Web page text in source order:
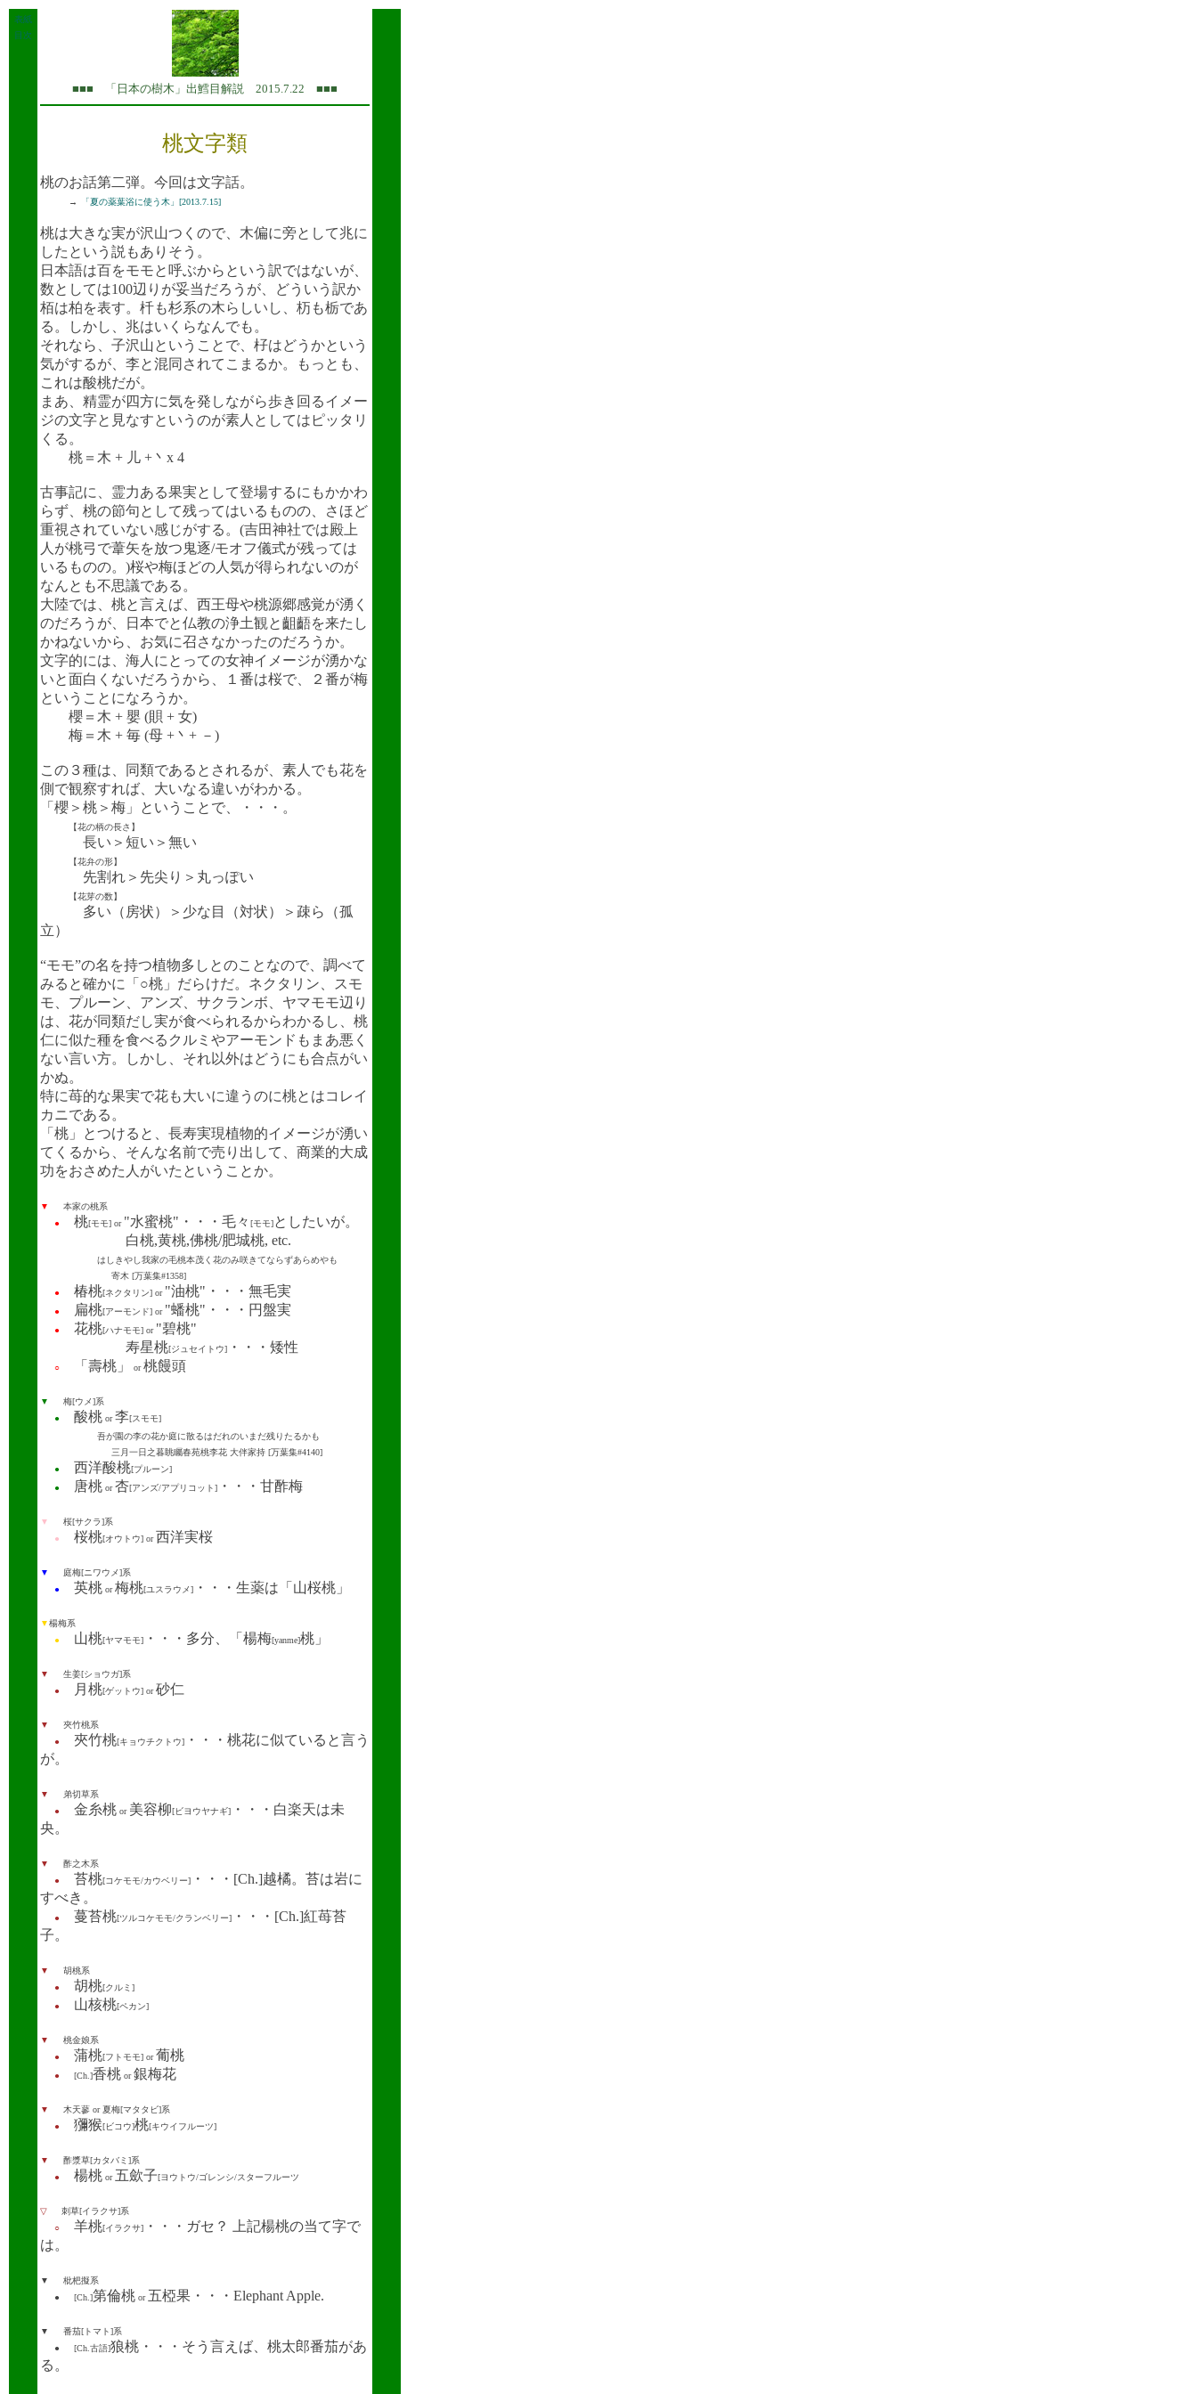
表紙
目次
■■■ 「日本の樹木」出鱈目解説 2015.7.22 ■■■
桃文字類
桃のお話第二弾。今回は文字話。
→ 「夏の薬葉浴に使う木」[2013.7.15]
桃は大きな実が沢山つくので、木偏に旁として兆に
したという説もありそう。
日本語は百をモモと呼ぶからという訳ではないが、
数としては100辺りが妥当だろうが、どういう訳か
栢は柏を表す。 杄も杉系の木らしいし、 杤 も栃であ
る。しかし、兆はいくらなんでも。
それなら、子沢山ということで、 杍はどうかという
気がするが、李と混同されてこまるか。もっとも、
これは酸桃だが。
まあ、精霊が四方に気を発しながら歩き回るイメー
ジの文字と見なすというのが素人としてはピッタリ
くる。
桃＝木 + 儿 + 丶 x 4
古事記に、霊力ある果実として登場するにもかかわ
らず、桃の節句として残ってはいるものの、さほど
重視されていない感じがする。(吉田神社では殿上
人が桃弓で葦矢を放つ鬼逐/モオフ儀式が残っては
いるものの。)桜や梅ほどの人気が得られないのが
なんとも不思議である。
大陸では、桃と言えば、西王母や桃源郷感覚が湧く
のだろうが、日本でと仏教の浄土観と齟齬を来たし
かねないから、お気に召さなかったのだろうか。
文字的には、海人にとっての女神イメージが湧かな
いと面白くないだろうから、１番は桜で、２番が梅
ということになろうか。
櫻＝木 + 嬰 (賏 + 女)
梅＝木 + 毎 (母 + 丶 + －)
この３種は、同類であるとされるが、素人でも花を
側で観察すれば、大いなる違いがわかる。
「櫻＞桃＞梅」ということで、・・・。
【花の柄の長さ】
長い＞短い＞無い
【花弁の形】
先割れ＞先尖り＞丸っぽい
【花芽の数】
多い（房状）＞少な目（対状）＞疎ら（孤
立）
“モモ”の名を持つ植物多しとのことなので、調べて
みると確かに「○桃」だらけだ。ネクタリン、スモ
モ、プルーン、アンズ、サクランボ、ヤマモモ辺り
は、花が同類だし実が食べられるからわかるし、桃
仁に似た種を食べるクルミやアーモンドもまあ悪く
ない言い方。しかし、それ以外はどうにも合点がい
かぬ。
特に苺的な果実で花も大いに違うのに桃とはコレイ
カニである。
「桃」とつけると、長寿実現植物的イメージが湧い
てくるから、そんな名前で売り出して、商業的大成
功をおさめた人がいたということか。
▼
本家の桃系
●
桃[モモ] or "水蜜桃"・・・毛々 [モモ]としたいが。
白桃,黄桃,佛桃/肥城桃, etc.
はしきやし我家の毛桃本茂く花のみ咲きてならずあらめやも
寄木 [万葉集#1358]
●
椿桃[ネクタリン] or "油桃"・・・無毛実
● 扁桃[アーモンド] or "蟠桃"・・・円盤実
● 花桃[ハナモモ] or "碧桃"
寿星桃[ジュセイトウ] ・・・矮性
○ 「壽桃」 or桃饅頭
▼
梅[ウメ]系
●
酸桃 or李[スモモ]
吾が園の李の花か庭に散るはだれのいまだ残りたるかも
三月一日之暮眺矚春苑桃李花 大伴家持 [万葉集#4140]
●
西洋酸桃[プルーン]
●
唐桃 or杏[アンズ/アプリコット] ・・・甘酢梅
▼
桜[サクラ]系
●
桜桃[オウトウ] or西洋実桜
▼
庭梅[ニワウメ]系
●
英桃 or梅桃[ユスラウメ] ・・・生薬は「山桜桃」
▼楊梅系
●
山桃[ヤマモモ] ・・・多分、「楊梅[yanme]桃」
▼
生姜[ショウガ]系
●
月桃[ゲットウ] or砂仁
▼
夾竹桃系
●
夾竹桃[キョウチクトウ]
・・・桃花に似ていると言う
が。
▼
弟切草系
●
金糸桃 or 美容柳[ビヨウヤナギ]
・・・白楽天は未
央。
▼
酢之木系
●
苔桃[コケモモ/カウベリー]
・・・[Ch.]越橘。苔は岩に
すべき。
● 蔓苔桃[ツルコケモモ/クランベリー]
・・・[Ch.]紅苺苔
子。
▼
胡桃系
●
胡桃[クルミ]
●
山核桃[ペカン]
▼
桃金娘系
●
蒲桃[フトモモ] or葡桃
● [Ch.]香桃 or銀梅花
▼
木天蓼 or 夏梅[マタタビ]系
●
獼猴[ビコウ]桃[キウイフルーツ]
▼
酢漿草[カタバミ]系
●
楊桃 or 五歛子[ヨウトウ/ゴレンシ/スターフルーツ
▽
刺草[イラクサ]系
○
羊桃[イラクサ]
・・・ガセ？ 上記楊桃の当て字で
は。
▼
枇杷擬系
●
[Ch.]第倫桃 or 五椏果・・・Elephant Apple.
▼
番茄[トマト]系
●
[Ch.古語]狼桃・・・そう言えば、桃太郎番茄があ
る。